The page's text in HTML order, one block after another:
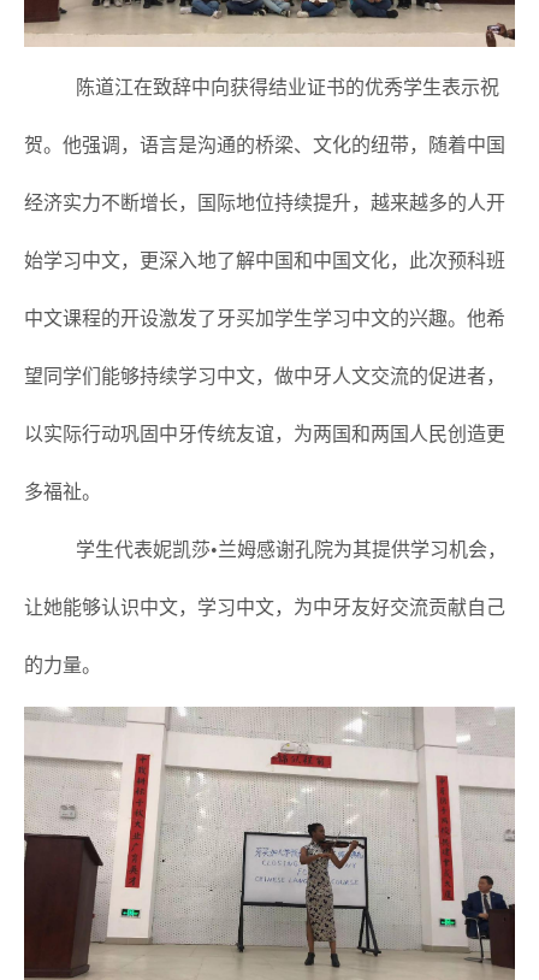
陈道江在致辞中向获得结业证书的优秀学生表示祝
贺。他强调，语言是沟通的桥梁、文化的纽带，随着中国
经济实力不断增长，国际地位持续提升，越来越多的人开
始学习中文，更深入地了解中国和中国文化，此次预科班
中文课程的开设激发了牙买加学生学习中文的兴趣。他希
望同学们能够持续学习中文，做中牙人文交流的促进者，
以实际行动巩固中牙传统友谊，为两国和两国人民创造更
多福祉。
学生代表妮凯莎•兰姆感谢孔院为其提供学习机会，
让她能够认识中文，学习中文，为中牙友好交流贡献自己
的力量。